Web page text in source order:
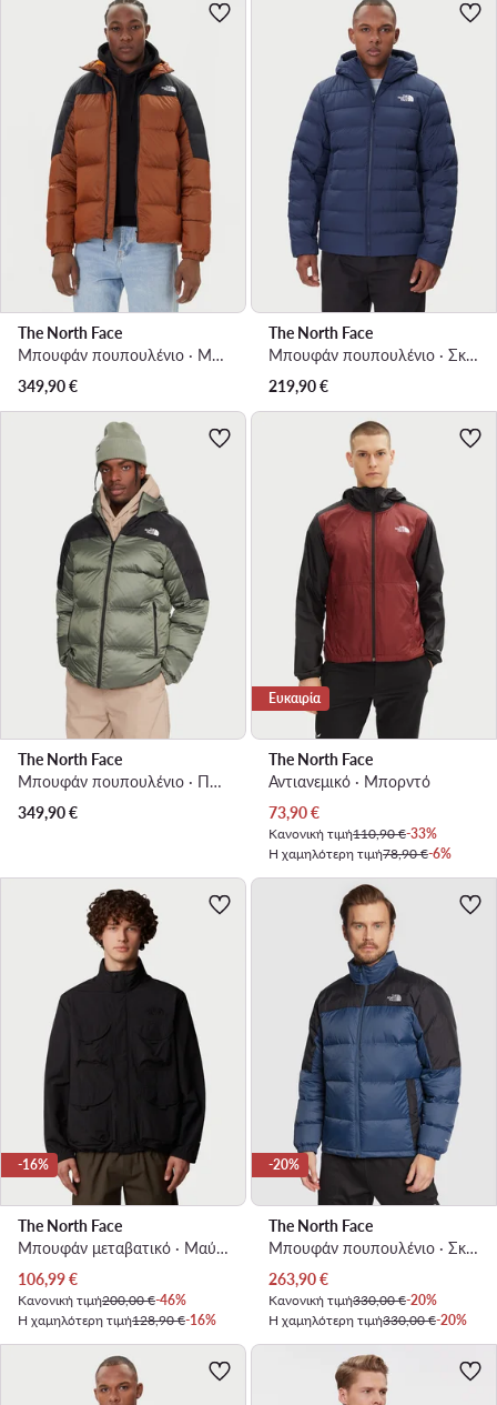
The North Face
Μπουφάν πουπουλένιο · Μπεζ
349,90€
The North Face
Μπουφάν πουπουλένιο · Σκούρο μπλε
219,90€
The North Face
Μπουφάν πουπουλένιο · Πράσινο
349,90€
Ευκαιρία
The North Face
Αντιανεμικό · Μπορντό
Τρέχουσα τιμή
73,90€
Κανονική τιμή110,90 €-33%
Η χαμηλότερη τιμή78,90 €-6%
-16%
The North Face
Μπουφάν μεταβατικό · Μαύρο
Τρέχουσα τιμή
106,99€
Κανονική τιμή200,00 €-46%
Η χαμηλότερη τιμή128,90 €-16%
-20%
The North Face
Μπουφάν πουπουλένιο · Σκούρο μπλε
Τρέχουσα τιμή
263,90€
Κανονική τιμή330,00 €-20%
Η χαμηλότερη τιμή330,00 €-20%